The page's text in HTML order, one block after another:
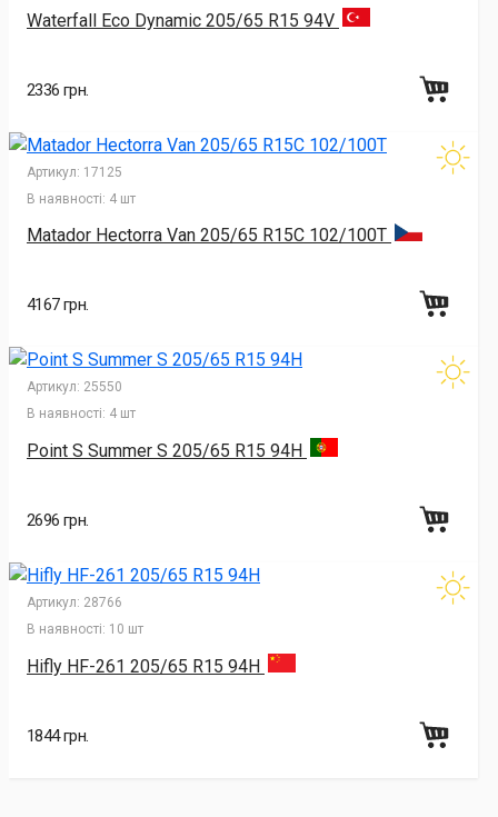
Waterfall Eco Dynamic 205/65 R15 94V
2336 грн.
Артикул: 17125
В наявності: 4 шт
Matador Hectorra Van 205/65 R15C 102/100T
4167 грн.
Артикул: 25550
В наявності: 4 шт
Point S Summer S 205/65 R15 94H
2696 грн.
Артикул: 28766
В наявності: 10 шт
Hifly HF-261 205/65 R15 94H
1844 грн.